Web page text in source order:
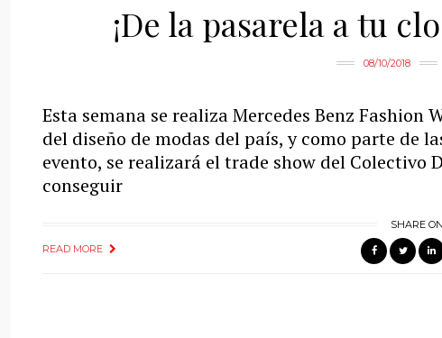
¡De la pasarela a tu
08/10/2018
Esta semana se realiza Mercedes Benz Fashion
del diseño de modas del país, y como parte de
evento, se realizará el trade show del Colectivo
conseguir
READ MORE
SHARE ON